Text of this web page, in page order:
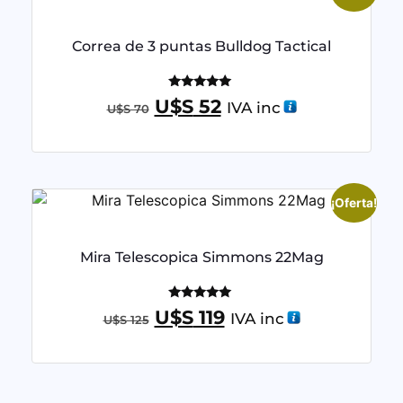
Correa de 3 puntas Bulldog Tactical
Valorado
con
U$S70 U$S52 IVA inc
¡Oferta!
Mira Telescopica Simmons 22Mag
Valorado
con
U$S125 U$S119 IVA inc